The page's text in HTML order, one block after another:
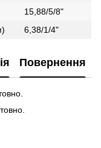
15,88/5/8"
6,38/1/4"
Повернення